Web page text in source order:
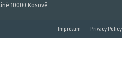
10000 Kosovë
Impresum Privacy Policy